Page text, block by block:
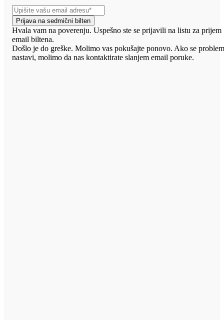
Prijava na sedmični bilten
Hvala vam na poverenju. Uspešno ste se prijavili na listu za prijem
email biltena.
Došlo je do greške. Molimo vas pokušajte ponovo. Ako se
nastavi, molimo da nas kontaktirate slanjem email poruke.